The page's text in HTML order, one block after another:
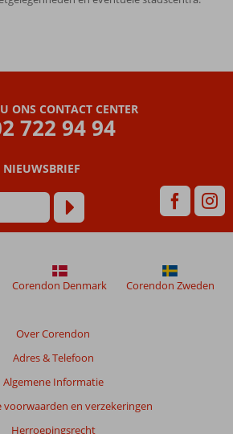
ONS CONTACT CENTER
722 94 94
NIEUWSBRIEF
Over Corendon
Adres & Telefoon
Algemene Informatie
voorwaarden en verzekeringen
Herroepingsrecht
Corendon Denmark Corendon Zweden